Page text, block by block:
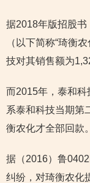
据2018年版招股书
（以下简称“琦衡
技对其销售额为
而2015年，泰和科
系泰和科技当期第
衡农化才全部回款。
据（2016）鲁
纠纷，对琦衡农化